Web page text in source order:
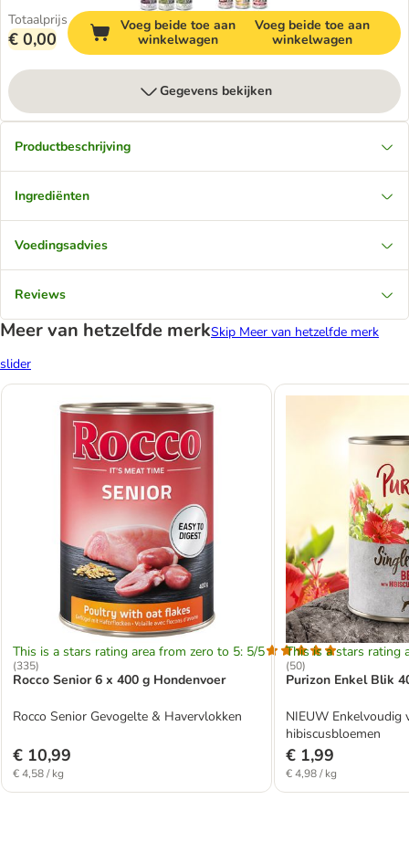
Totaalprijs
€ 0,00
Voeg beide toe aan
winkelwagen
Voeg beide toe aan
winkelwagen
Gegevens bekijken
Productbeschrijving
Ingrediënten
Voedingsadvies
Reviews
Meer van hetzelfde merkSkip Meer van hetzelfde merk
slider
This is a stars rating area from zero to 5: 5/5
(335)
Rocco Senior 6 x 400 g Hondenvoer
Rocco Senior Gevogelte & Havervlokken
€ 10,99
€ 4,58 / kg
This is a stars rating
(50)
Purizon Enkel Blik
NIEUW Enkelvoudig
hibiscusbloemen
€ 1,99
€ 4,98 / kg